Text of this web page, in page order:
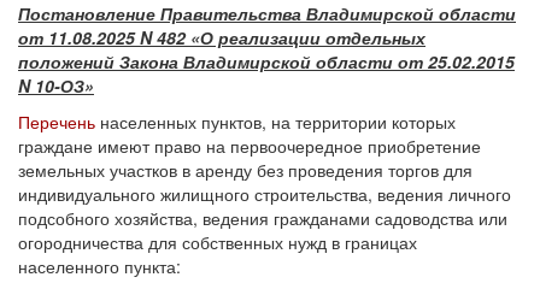
Постановление Правительства Владимирской области
от 11.08.2025 N 482 «О реализации отдельных
положений Закона Владимирской области от 25.02.2015
N 10-ОЗ»
Перечень населенных пунктов, на территории которых
граждане имеют право на первоочередное приобретение
земельных участков в аренду без проведения торгов для
индивидуального жилищного строительства, ведения личного
подсобного хозяйства, ведения гражданами садоводства или
огородничества для собственных нужд в границах
населенного пункта: